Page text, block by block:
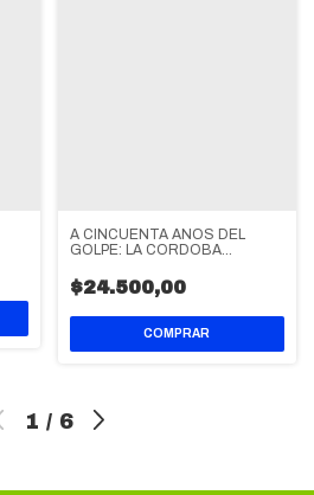
A CINCUENTA AÑOS DEL
GOLPE: LA CORDOBA
$24.500,00
1 / 6